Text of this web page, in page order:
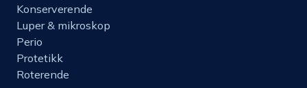
Konserverende
Luper & mikroskop
Perio
Protetikk
Roterende